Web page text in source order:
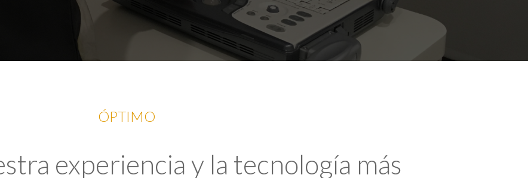
ÓPTIMO
experiencia y la tecnología más